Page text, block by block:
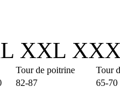
XXL
Tour de poitrine
Tour
82-87
65-70